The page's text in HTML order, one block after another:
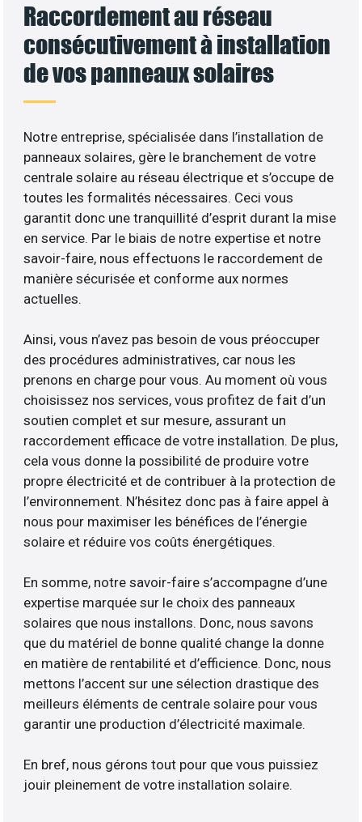
Raccordement au réseau
consécutivement à installation
de vos panneaux solaires
Notre entreprise, spécialisée dans l’installation de
panneaux solaires, gère le branchement de votre
centrale solaire au réseau électrique et s’occupe de
toutes les formalités nécessaires. Ceci vous
garantit donc une tranquillité d’esprit durant la mise
en service. Par le biais de notre expertise et notre
savoir-faire, nous effectuons le raccordement de
manière sécurisée et conforme aux normes
actuelles.
Ainsi, vous n’avez pas besoin de vous préoccuper
des procédures administratives, car nous les
prenons en charge pour vous. Au moment où vous
choisissez nos services, vous profitez de fait d’un
soutien complet et sur mesure, assurant un
raccordement efficace de votre installation. De plus,
cela vous donne la possibilité de produire votre
propre électricité et de contribuer à la protection de
l’environnement. N’hésitez donc pas à faire appel à
nous pour maximiser les bénéfices de l’énergie
solaire et réduire vos coûts énergétiques.
En somme, notre savoir-faire s’accompagne d’une
expertise marquée sur le choix des panneaux
solaires que nous installons. Donc, nous savons
que du matériel de bonne qualité change la donne
en matière de rentabilité et d’efficience. Donc, nous
mettons l’accent sur une sélection drastique des
meilleurs éléments de centrale solaire pour vous
garantir une production d’électricité maximale.
En bref, nous gérons tout pour que vous puissiez
jouir pleinement de votre installation solaire.